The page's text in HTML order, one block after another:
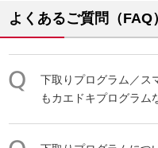
よくあるご質問（FAQ）
下取り プログラム ／ス
もカエドキプログラム